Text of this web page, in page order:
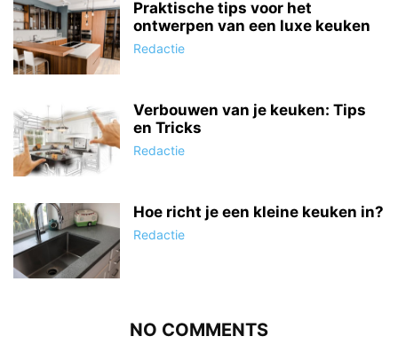
Praktische tips voor het
ontwerpen van een luxe keuken
Redactie
Verbouwen van je keuken: Tips
en Tricks
Redactie
Hoe richt je een kleine keuken in?
Redactie
NO COMMENTS